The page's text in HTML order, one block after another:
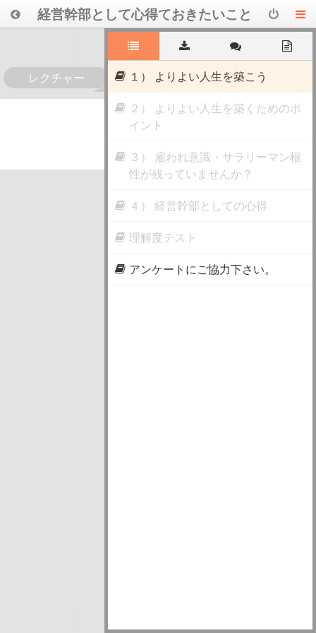
経営幹部として心得ておきたいこと
～よりよい人生を歩むために～
レクチャー
0
１） よりよい人生を築こう
２） よりよい人生を築くためのポ
イント
３） 雇われ意識・サラリーマン根
性が残っていませんか？
４） 経営幹部としての心得
理解度テスト
アンケートにご協力下さい。